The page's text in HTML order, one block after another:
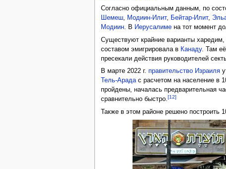
Согласно официальным данным, по
Шемеш, Модиин-Илит, Бейтар-Илит,
Модиин. В Иерусалиме на тот момент
Существуют крайние варианты
составом эмигрировала в Канаду. Там
пресекали действия руководителей
В марте 2022 г.правительство Израиля
Тель-Арадас расчетом на население в
пройдены, началась предварительная
сравнительно быстро.[12]
Также в этом районе решено построить